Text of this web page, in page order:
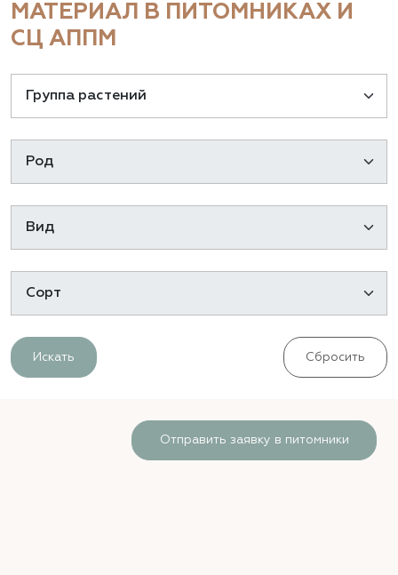
МАТЕРИАЛ В ПИТОМНИКАХ И
СЦ АППМ
Искать Сбросить
Отправить заявку в питомники